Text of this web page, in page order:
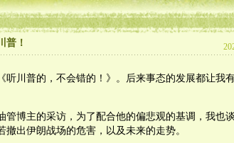
普！
听川普的，不会错的！》。后来事态的发展都让我
管博主的采访，为了配合他的偏悲观的基调，我也
撤出伊朗战场的危害，以及未来的走势。